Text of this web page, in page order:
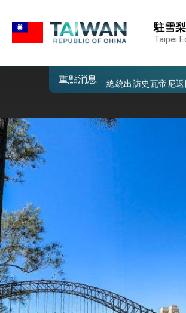
駐雪
Taipei
重點消息
第一屆亞太在宅醫
總統出訪史瓦帝尼
總統與五院院長新
臺美簽署「對等貿
總統接受「法新社
總統主持「台美經